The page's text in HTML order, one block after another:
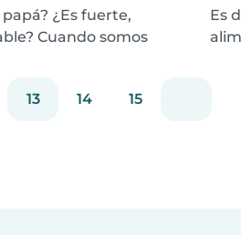
¿Es fuerte,
Cuando somos
el padre divertido y
Es
13 14 15